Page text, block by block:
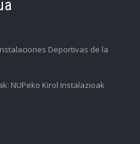
Deportivas de la
NUPeko Kirol Instalazioak